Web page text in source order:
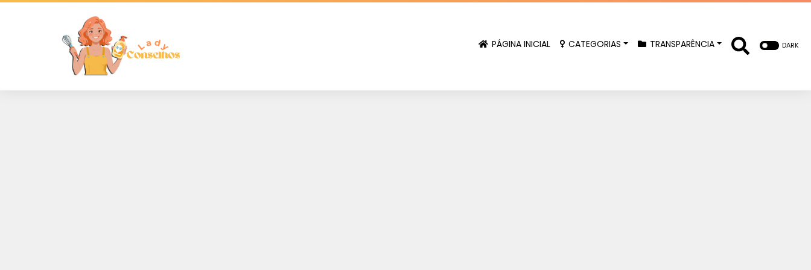
PÁGINA INICIAL CATEGORIAS TRANSPARÊNCIA DARK